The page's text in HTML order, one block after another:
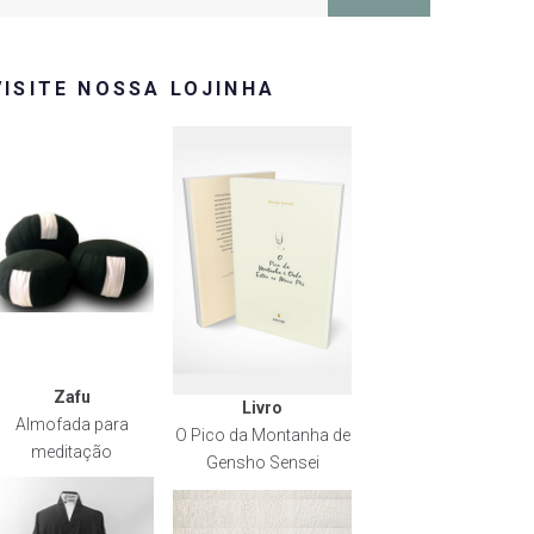
NOSSA LOJINHA
Zafu
Almofada para
meditação
Livro
O Pico da Montanha de
Gensho Sensei